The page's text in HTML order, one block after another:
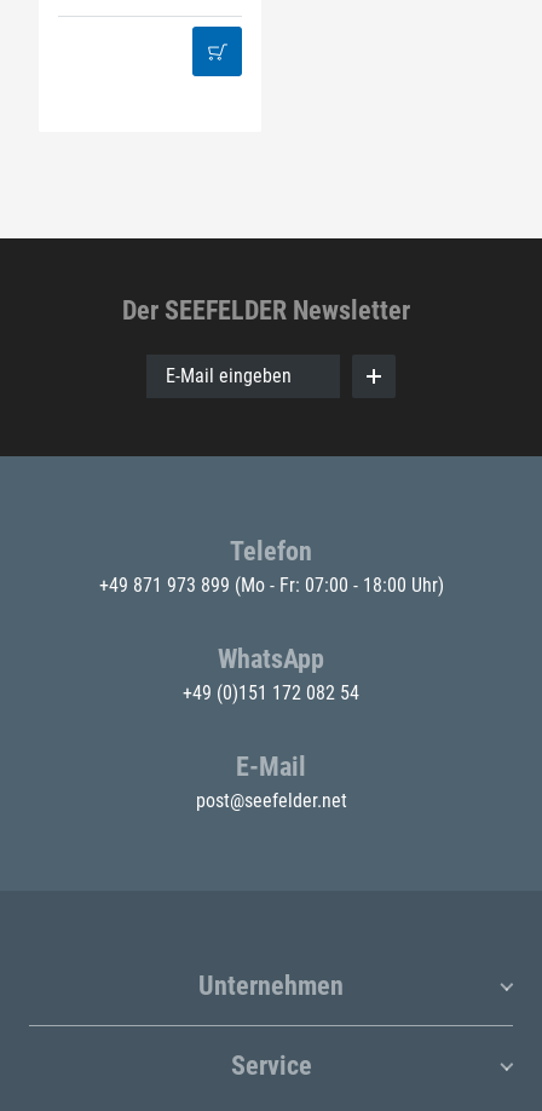
Der SEEFELDER Newsletter
E-Mail eingeben
Telefon
+49 871 973 899 (Mo - Fr: 07:00 - 18:00 Uhr)
WhatsApp
+49 (0)151 172 082 54
E-Mail
post@seefelder.net
Unternehmen
Service